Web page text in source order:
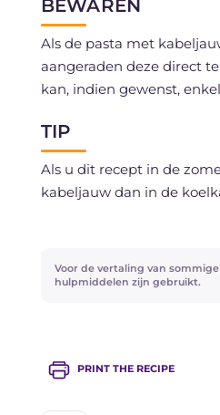
BEWAREN
Als de pasta met
aangeraden deze direct
kan, indien gewenst,
TIP
Als u dit recept in de
kabeljauw dan in de
romiger resultaat, of
in de zomer.
Voor de vertaling van
hulpmiddelen zijn gebruikt.
PRINT THE RECIPE